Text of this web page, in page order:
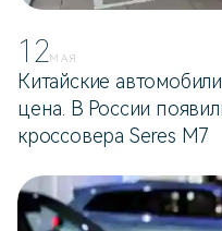
12МАЯ
Китайские
цена. В России
кроссовера Seres M7